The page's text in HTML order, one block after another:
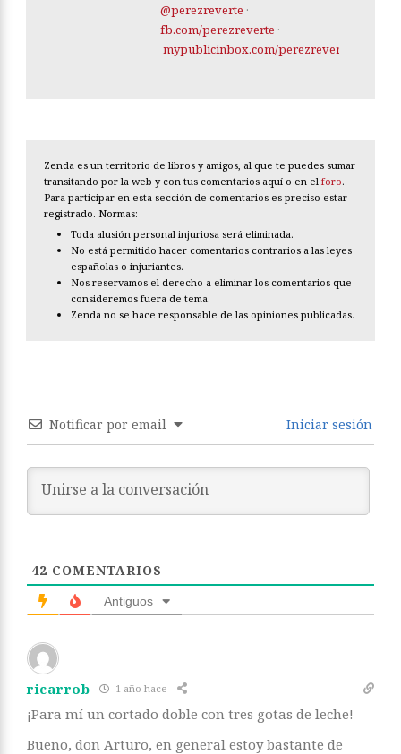
@perezreverte ·
fb.com/perezreverte ·
mypublicinbox.com/perezreverte
Zenda es un territorio de libros y amigos, al que te puedes sumar
transitando por la web y con tus comentarios aquí o en el foro.
Para participar en esta sección de comentarios es preciso estar
registrado. Normas:
Toda alusión personal injuriosa será eliminada.
No está permitido hacer comentarios contrarios a las leyes
españolas o injuriantes.
Nos reservamos el derecho a eliminar los comentarios que
consideremos fuera de tema.
Zenda no se hace responsable de las opiniones publicadas.
Notificar por email Iniciar sesión
42 COMENTARIOS
Antiguos
ricarrob 1 año hace
¡Para mí un cortado doble con tres gotas de leche!
Bueno, don Arturo, en general estoy bastante de